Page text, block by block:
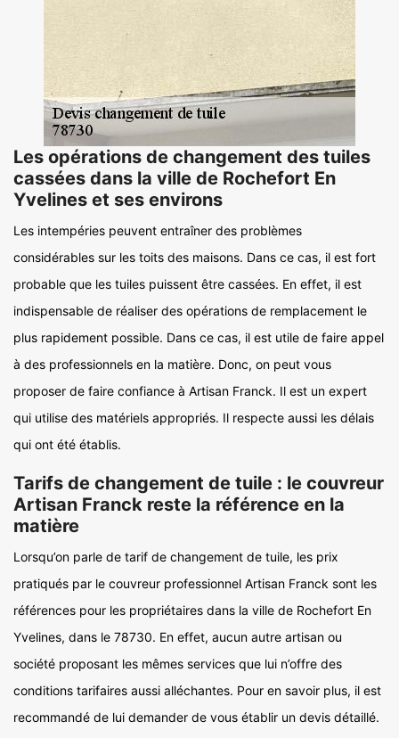
Les opérations de changement des tuiles
cassées dans la ville de Rochefort En
Yvelines et ses environs
Les intempéries peuvent entraîner des problèmes
considérables sur les toits des maisons. Dans ce cas, il est fort
probable que les tuiles puissent être cassées. En effet, il est
indispensable de réaliser des opérations de remplacement le
plus rapidement possible. Dans ce cas, il est utile de faire appel
à des professionnels en la matière. Donc, on peut vous
proposer de faire confiance à Artisan Franck. Il est un expert
qui utilise des matériels appropriés. Il respecte aussi les délais
qui ont été établis.
Tarifs de changement de tuile : le couvreur
Artisan Franck reste la référence en la
matière
Lorsqu’on parle de tarif de changement de tuile, les prix
pratiqués par le couvreur professionnel Artisan Franck sont les
références pour les propriétaires dans la ville de Rochefort En
Yvelines, dans le 78730. En effet, aucun autre artisan ou
société proposant les mêmes services que lui n’offre des
conditions tarifaires aussi alléchantes. Pour en savoir plus, il est
recommandé de lui demander de vous établir un devis détaillé.